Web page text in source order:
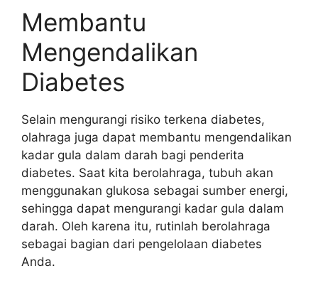
Membantu
Mengendalikan
Diabetes
Selain mengurangi risiko terkena diabetes,
olahraga juga dapat membantu mengendalikan
kadar gula dalam darah bagi penderita
diabetes. Saat kita berolahraga, tubuh akan
menggunakan glukosa sebagai sumber energi,
sehingga dapat mengurangi kadar gula dalam
darah. Oleh karena itu, rutinlah berolahraga
sebagai bagian dari pengelolaan diabetes
Anda.